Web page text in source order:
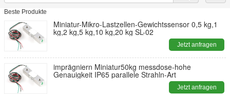
Beste Produkte
Miniatur-Mikro-Lastzellen-Gewichtssensor 0,5 kg,1
kg,2 kg,5 kg,10 kg,20 kg SL-02
Jetzt anfragen
imprägniern Miniatur50kg messdose-hohe
Genauigkeit IP65 parallele Strahln-Art
Jetzt anfragen